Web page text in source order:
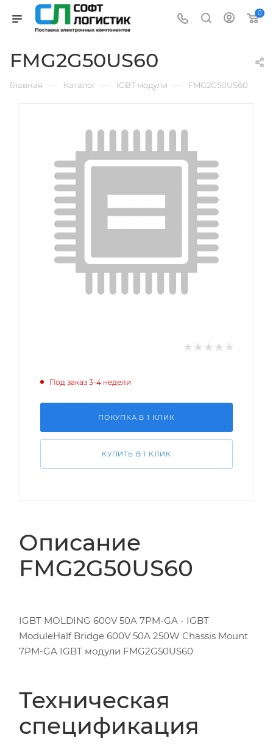
0
FMG2G50US60
Главная — Каталог — IGBT модули — FMG2G50US60
Под заказ 3-4 недели
ПОКУПКА В 1 КЛИК
КУПИТЬ В 1 КЛИК
Описание
FMG2G50US60
IGBT MOLDING 600V 50A 7PM-GA - IGBT
ModuleHalf Bridge 600V 50A 250W Chassis Mount
7PM-GA IGBT модули FMG2G50US60
Техническая
спецификация